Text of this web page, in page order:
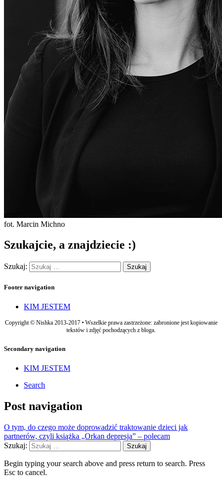
fot. Marcin Michno
Szukajcie, a znajdziecie :)
Szukaj:
Footer navigation
KIM JESTEM
Copyright © Nishka 2013-2017 • Wszelkie prawa zastrzeżone: zabronione jest kopiowanie
tekstów i zdjęć pochodzących z bloga.
Secondary navigation
KIM JESTEM
Search
Post navigation
O tym, do czego może doprowadzić traktowanie dzieci jak
partnerów, czyli książka „Orkan depresja” – polecam
Szukaj:
Begin typing your search above and press return to search. Press
Esc to cancel.